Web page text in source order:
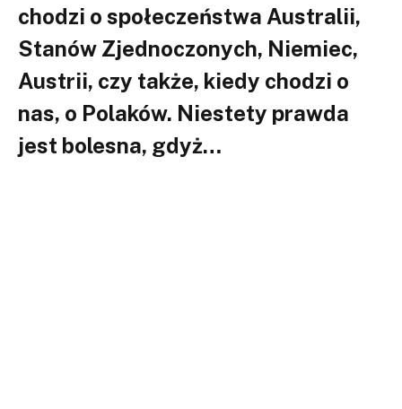
chodzi o społeczeństwa Australii,
Stanów Zjednoczonych, Niemiec,
Austrii, czy także, kiedy chodzi o
nas, o Polaków. Niestety prawda
jest bolesna, gdyż…